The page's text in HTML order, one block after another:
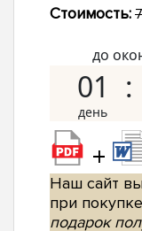
Стоимость:
до
01
+
Наш сайт
при
подарок